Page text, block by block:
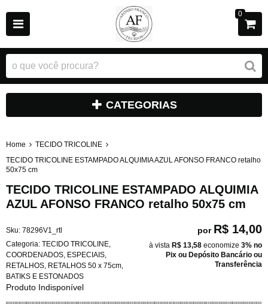
0
CATEGORIAS
Home
TECIDO TRICOLINE
TECIDO TRICOLINE ESTAMPADO ALQUIMIA AZUL AFONSO FRANCO retalho
50x75 cm
TECIDO TRICOLINE ESTAMPADO ALQUIMIA
AZUL AFONSO FRANCO retalho 50x75 cm
Sku: 78296V1_rtl
Categoria: TECIDO TRICOLINE
COORDENADOS ESPECIAIS
RETALHOS RETALHOS 50 x 75cm
BATIKS E ESTONADOS
Produto Indisponível
por R$ 14,00
à vista R$ 13,58 economize 3% no
Pix ou Depósito Bancário ou
Transferência